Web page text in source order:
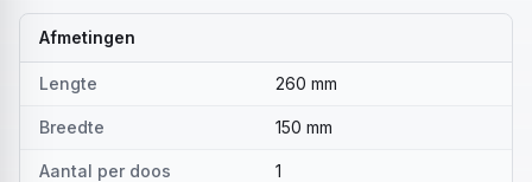
Afmetingen
Lengte 260 mm
Breedte 150 mm
Aantal per doos 1